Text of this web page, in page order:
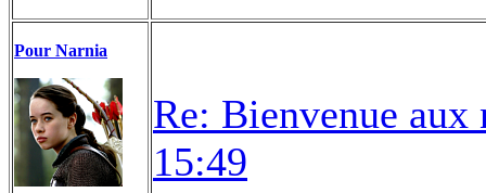
Pour Narnia
Re: Bienvenue
15:49